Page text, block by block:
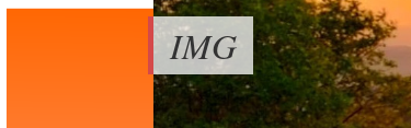
IMG